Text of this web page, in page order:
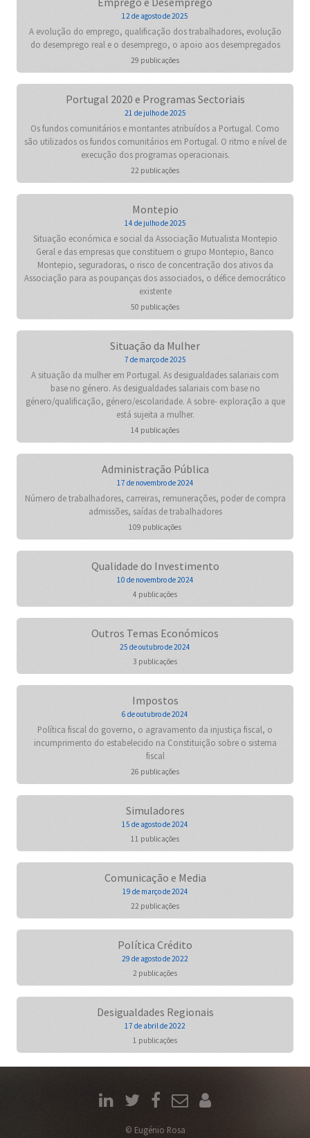
12 de agosto de 2025
A evolução do emprego, qualificação dos trabalhadores, evolução
do desemprego real e o desemprego, o apoio aos desempregados
29 publicações
Portugal 2020 e Programas Sectoriais
21 de julho de 2025
Os fundos comunitários e montantes atribuídos a Portugal. Como
são utilizados os fundos comunitários em Portugal. O ritmo e nível de
execução dos programas operacionais.
22 publicações
Montepio
14 de julho de 2025
Situação económica e social da Associação Mutualista Montepio
Geral e das empresas que constituem o grupo Montepio, Banco
Montepio, seguradoras, o risco de concentração dos ativos da
Associação para as poupanças dos associados, o défice democrático
existente
50 publicações
Situação da Mulher
7 de março de 2025
A situação da mulher em Portugal. As desigualdades salariais com
base no género. As desigualdades salariais com base no
género/qualificação, género/escolaridade. A sobre- exploração a que
está sujeita a mulher.
14 publicações
Administração Pública
17 de novembro de 2024
Número de trabalhadores, carreiras, remunerações, poder de compra
admissões, saídas de trabalhadores
109 publicações
Qualidade do Investimento
10 de novembro de 2024
4 publicações
Outros Temas Económicos
25 de outubro de 2024
3 publicações
Impostos
6 de outubro de 2024
Política fiscal do governo, o agravamento da injustiça fiscal, o
incumprimento do estabelecido na Constituição sobre o sistema
fiscal
26 publicações
Simuladores
15 de agosto de 2024
11 publicações
Comunicação e Media
19 de março de 2024
22 publicações
Política Crédito
29 de agosto de 2022
2 publicações
Desigualdades Regionais
17 de abril de 2022
1 publicações
© Eugénio Rosa